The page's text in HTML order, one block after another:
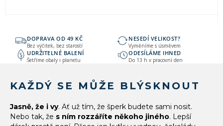
DOPRAVA OD 49 KČ
Bez výčitek, bez starostí
NESEDÍ VELIKOST?
Vyměníme s úsměvem
UDRŽITELNÉ BALENÍ
Šetříme obaly i planetu
ODESÍLÁME IHNED
Do 13 h v pracovní den
KAŽDÝ SE MŮŽE BLÝSKNOUT
Jasně, že i vy. Ať už tím, že šperk budete sami nosit.
Nebo tak, že s ním rozzáříte někoho jiného. Lepší